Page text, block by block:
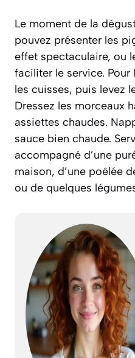
Le moment de la
pouvez présenter les
effet spectaculaire, ou
faciliter le service.
les cuisses, puis levez
Dressez les morceaux
assiettes chaudes.
sauce bien chaude.
accompagné d’une
maison, d’une poêlée
ou de quelques